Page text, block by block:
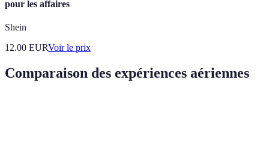
pour les affaires
Shein
12.00 EURVoir le prix
Comparaison des expériences aériennes